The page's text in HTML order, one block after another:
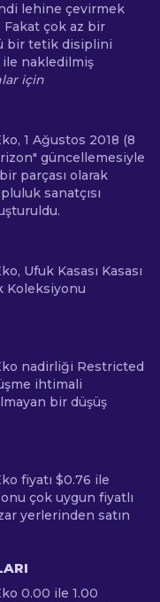
lehine çevirmek
Fakat çok az bir
bir tetik disiplini
ile nakledilmiş
için
1 Ağustos 2018 (8
güncellemesiyle
parçası olarak
sanatçısı
Ufuk Kasası Kasası
Koleksiyonu
nadirliği Restricted
ihtimali
bir düşüş
fiyatı $0.76 ile
çok uygun fiyatlı
yerlerinden satın
0.00 ile 1.00